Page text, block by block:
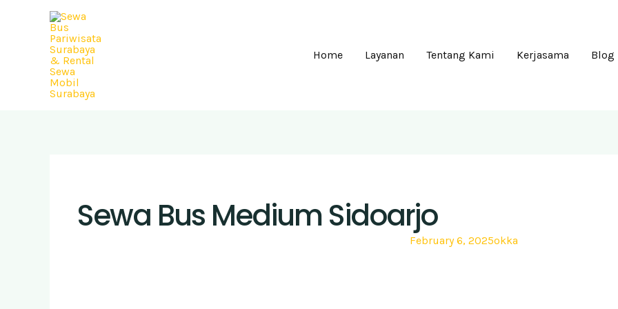
Home
Layanan Tentang Kami Kerjasama Blog
Sewa Bus Medium Sidoarjo
February 6, 2025okka